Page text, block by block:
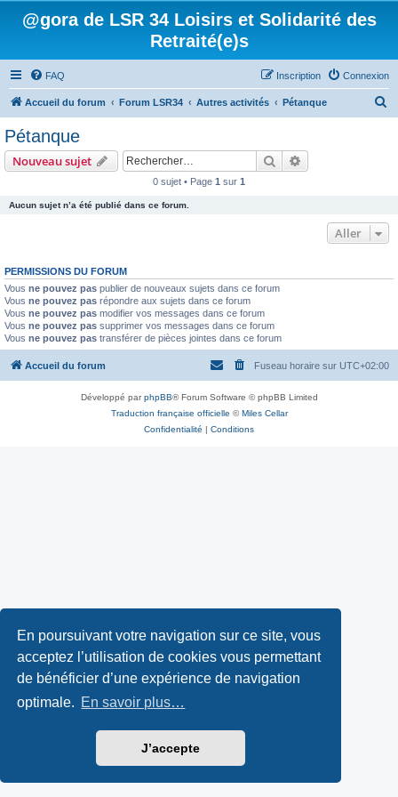
En poursuivant votre navigation sur ce site, vous
acceptez l’utilisation de cookies vous permettant
de bénéficier d’une expérience de navigation
optimale. En savoir plus…
J’accepte
@gora de LSR 34 Loisirs et Solidarité des
Retraité(e)s
FAQ Connexion
Inscription
Accueil du forum Forum LSR34 Autres activités Pétanque
Pétanque
Nouveau sujet Rechercher
0 sujet • Page 1 sur 1
Aucun sujet n’a été publié dans ce forum.
Aller
PERMISSIONS DU FORUM
Vous ne pouvez pas publier de nouveaux sujets dans ce forum
Vous ne pouvez pas répondre aux sujets dans ce forum
Vous ne pouvez pas modifier vos messages dans ce forum
Vous ne pouvez pas supprimer vos messages dans ce forum
Vous ne pouvez pas transférer de pièces jointes dans ce forum
Accueil du forum Fuseau horaire sur UTC+02:00
Développé parphpBB® Forum Software © phpBB Limited
Traduction française officielle ©Miles Cellar
Confidentialité | Conditions